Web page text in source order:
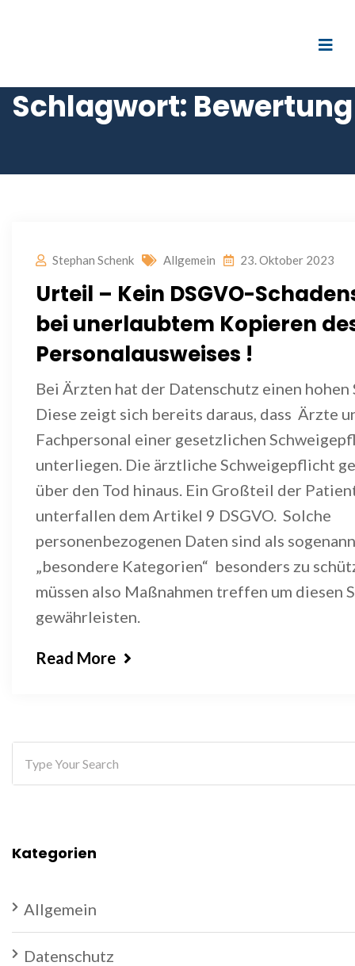
Schlagwort: Bewertung
Stephan Schenk Allgemein 23. Oktober 2023
Urteil – Kein DSGVO-
bei unerlaubtem Kopieren
Personalausweises !
Bei Ärzten hat der Datenschutz einen
Diese zeigt sich bereits daraus, dass Ärzte
Fachpersonal einer gesetzlichen
unterliegen. Die ärztliche Schweigepflicht
über den Tod hinaus. Ein Großteil der
unterfallen dem Artikel 9 DSGVO. Solche
personenbezogenen Daten sind als
„besondere Kategorien“ besonders zu
müssen also Maßnahmen treffen um diesen
gewährleisten.
Read More
Kategorien
Allgemein
Datenschutz